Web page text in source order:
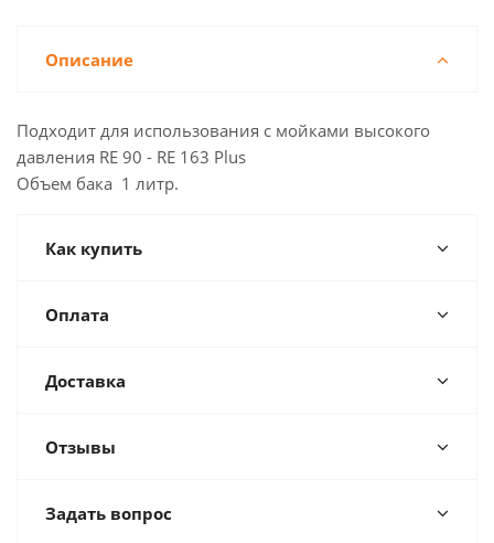
Описание
Подходит для использования с мойками высокого
давления RE 90 - RE 163 Plus
Объем бака 1 литр.
Как купить
Оплата
Доставка
Отзывы
Задать вопрос